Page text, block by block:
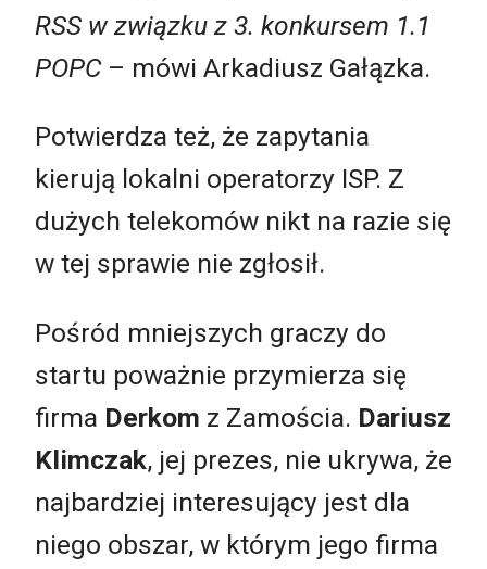
RSS w związku z 3. konkursem 1.1
POPC– mówi Arkadiusz Gałązka.
Potwierdza też, że zapytania
kierują lokalni operatorzy ISP. Z
dużych telekomów nikt na razie się
w tej sprawie nie zgłosił.
Pośród mniejszych graczy do
startu poważnie przymierza się
firma Derkom z Zamościa. Dariusz
Klimczak, jej prezes, nie ukrywa, że
najbardziej interesujący jest dla
niego obszar, w którym jego firma